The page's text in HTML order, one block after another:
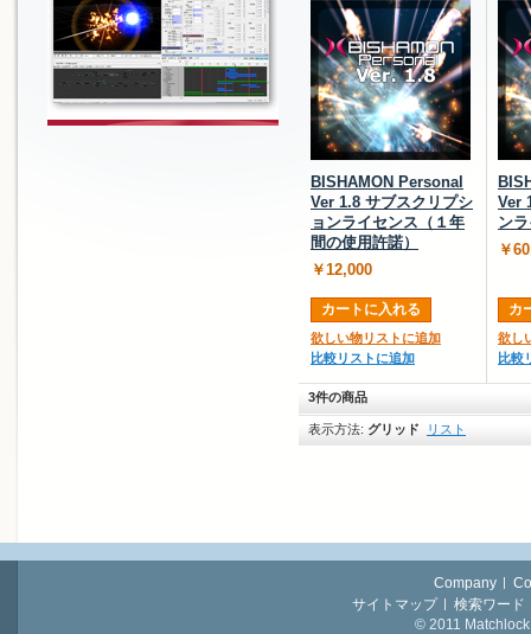
BISHAMON Personal
Ver 1.8 サブスクリプシ
ョンライセンス（１年
間の使用許諾）
￥12,000
カートに入れる
欲しい物リストに追加
比較リストに追加
Ver
ン
￥
カ
欲し
比較
3件の商品
表示方法: グリッド リスト
Company
サイトマップ
検索ワード
© 2011